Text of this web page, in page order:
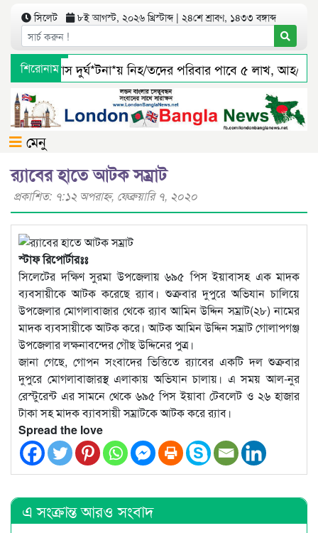
সিলেট ৮ই আগস্ট, ২০২৬ খ্রিস্টাব্দ | ২৪শে শ্রাবণ, ১৪৩৩ বঙ্গাব্দ
শিরোনাম
সিলেটে বাস দুর্ঘ*টনা*য় নিহ/তদের পরিবার পাবে ৫ লাখ, আহ/
জৈন্তাপুর সারী ৩ বালু মহালে অবৈধ ভাবে বালু উত্তোলনের সত্যতা
মেনু
র‍্যাবের হাতে আটক সম্রাট
প্রকাশিত: ৭:১২ অপরাহ্ণ, ফেব্রুয়ারি ৭, ২০২০
স্টাফ রিপোর্টারঃঃ
সিলেটের দক্ষিণ সুরমা উপজেলায় ৬৯৫ পিস ইয়াবাসহ এক মাদক
ব্যবসায়ীকে আটক করেছে র‌্যাব। শুক্রবার দুপুরে অভিযান চালিয়ে
উপজেলার মোগলাবাজার থেকে র‍্যাব আমিন উদ্দিন সম্রাট(২৮) নামের
মাদক ব্যবসায়ীকে আটক করে। আটক আমিন উদ্দিন সম্রাট গোলাপগঞ্জ
উপজেলার লক্ষনাবন্দের গৌছ উদ্দিনের পুত্র।
জানা গেছে, গোপন সংবাদের ভিত্তিতে র‍্যাবের একটি দল শুক্রবার
দুপুরে মোগলাবাজারস্থ এলাকায় অভিযান চালায়। এ সময় আল-নুর
রেস্টুরেন্ট এর সামনে থেকে ৬৯৫ পিস ইয়াবা টেবলেট ও ২৬ হাজার
টাকা সহ মাদক ব্যাবসায়ী সম্রাটকে আটক করে র‌্যাব।
Spread the love
এ সংক্রান্ত আরও সংবাদ